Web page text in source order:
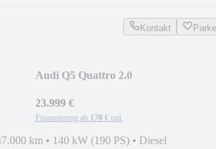
Kontakt
Audi Q5 Quattro 2.0
Exterieur*
23.999 €
Finanzierung ab 170 € mtl.
km • 140 kW (190 PS) • Diesel